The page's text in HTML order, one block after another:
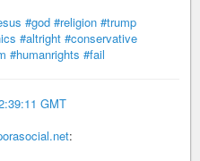
#god #religion #trump
#altright #conservative
#humanrights #fail
GMT
: